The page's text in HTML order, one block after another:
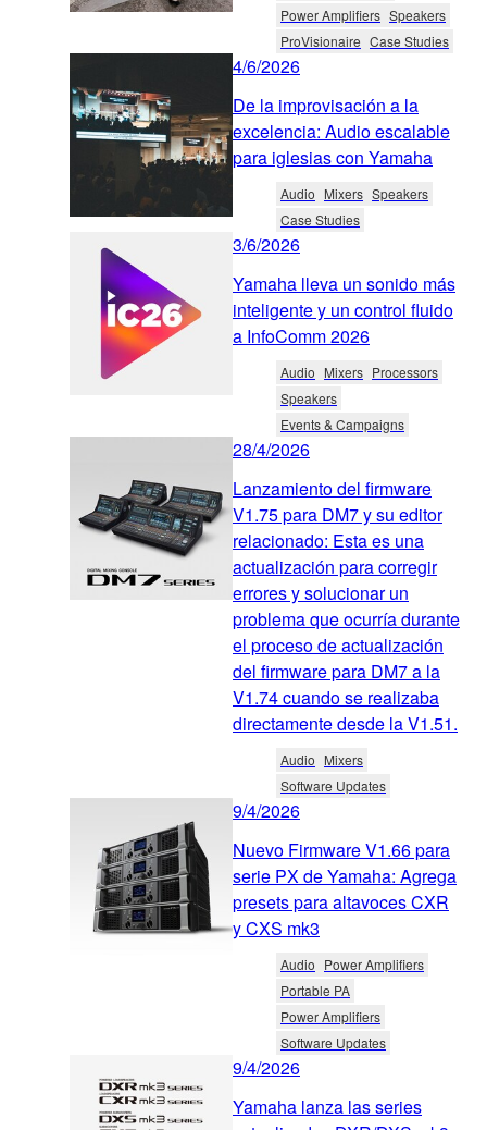
Power Amplifiers Speakers
ProVisionaire Case Studies
4/6/2026
De la improvisación a la
excelencia: Audio escalable
para iglesias con Yamaha
Audio Mixers Speakers
Case Studies
3/6/2026
Yamaha lleva un sonido más
inteligente y un control fluido
a InfoComm 2026
Audio Mixers Processors
Speakers
Events & Campaigns
28/4/2026
Lanzamiento del firmware
V1.75 para DM7 y su editor
relacionado: Esta es una
actualización para corregir
errores y solucionar un
problema que ocurría durante
el proceso de actualización
del firmware para DM7 a la
V1.74 cuando se realizaba
directamente desde la V1.51.
Audio Mixers
Software Updates
9/4/2026
Nuevo Firmware V1.66 para
serie PX de Yamaha: Agrega
presets para altavoces CXR
y CXS mk3
Audio Power Amplifiers
Portable PA
Power Amplifiers
Software Updates
9/4/2026
Yamaha lanza las series